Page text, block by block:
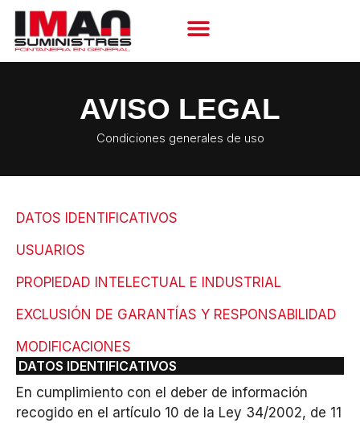
AVISO LEGAL
Condiciones generales de uso
DATOS IDENTIFICATIVOS
USUARIOS
PROPIEDAD INTELECTUAL E INDUSTRIAL
EXCLUSIÓN DE GARANTÍAS Y RESPONSABILIDAD
MODIFICACIONES
DATOS IDENTIFICATIVOS
En cumplimiento con el deber de información
recogido en el artículo 10 de la Ley 34/2002, de 11